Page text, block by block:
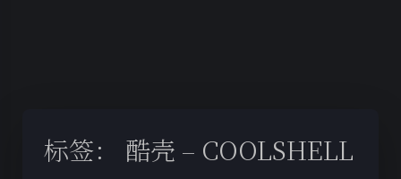
标签： 酷壳 – COOLSHELL